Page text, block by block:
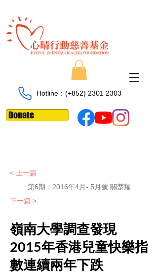
Hotline：​​(+852) 2301 2303
Donate
< 上一篇
第6期： 2016年4月- 5月號 關楚耀
下一篇 >
嶺南大學調查發現
2015年香港兒童快樂指
數連續兩年下跌